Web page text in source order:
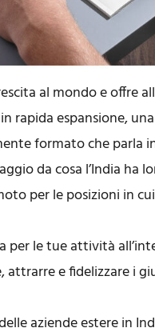
al mondo e offre
rapida espansione,
formato che parla
da cosa l’India ha
per le posizioni in
per le tue attività
attrarre e fidelizzare i
aziende estere in